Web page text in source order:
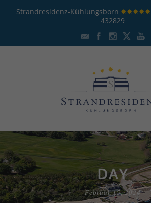
Strandresidenz-Kühlungsborn ✸✸✸✸✸
432829
DAY
Februar 15, 2024